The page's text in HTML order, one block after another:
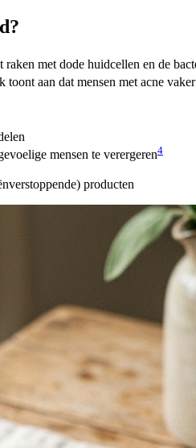
met dode huidcellen en de
aan dat mensen met acne
mensen te verergeren4
producten